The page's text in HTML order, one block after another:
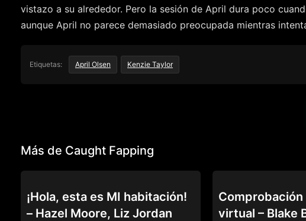
vistazo a su alrededor. Pero la sesión de April dura poco
aunque April no parece demasiado preocupada mientras
Etiquetas: April Olsen Kenzie Taylor
Más de Caught Fapping
¡Hola, esta es MI habitación!
– Hazel Moore, Liz Jordan
virtual – Blake